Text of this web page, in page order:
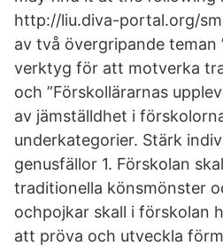
http://liu.diva-portal.org/
av två övergripande teman
verktyg för att motverka
och ”Förskollärarnas
av jämställdhet i
underkategorier. Stärk
genusfällor 1. Förskolan
traditionella könsmönster
ochpojkar skall i förskolan
att pröva och utveckla